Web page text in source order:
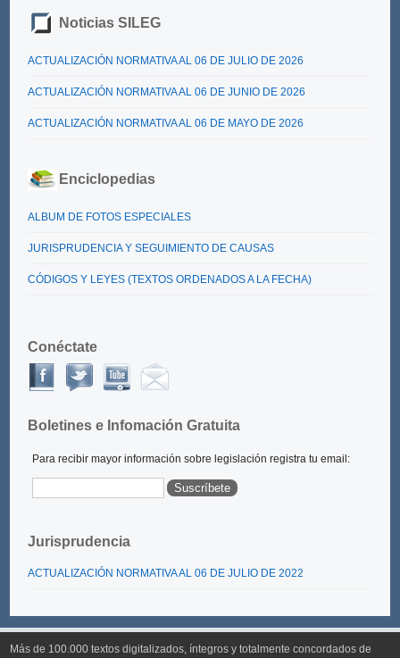
Noticias SILEG
ACTUALIZACIÓN NORMATIVA AL 06 DE JULIO DE 2026
ACTUALIZACIÓN NORMATIVA AL 06 DE JUNIO DE 2026
ACTUALIZACIÓN NORMATIVA AL 06 DE MAYO DE 2026
Enciclopedias
ALBUM DE FOTOS ESPECIALES
JURISPRUDENCIA Y SEGUIMIENTO DE CAUSAS
CÓDIGOS Y LEYES (TEXTOS ORDENADOS A LA FECHA)
Conéctate
Boletines e Infomación Gratuita
Para recibir mayor información sobre legislación registra tu email:
Jurisprudencia
ACTUALIZACIÓN NORMATIVA AL 06 DE JULIO DE 2022
Más de 100.000 textos digitalizados, íntegros y totalmente concordados de